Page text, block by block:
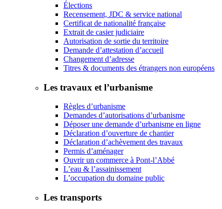
Élections
Recensement, JDC & service national
Certificat de nationalité française
Extrait de casier judiciaire
Autorisation de sortie du territoire
Demande d’attestation d’accueil
Changement d’adresse
Titres & documents des étrangers non européens
Les travaux et l’urbanisme
Règles d’urbanisme
Demandes d’autorisations d’urbanisme
Déposer une demande d’urbanisme en ligne
Déclaration d’ouverture de chantier
Déclaration d’achèvement des travaux
Permis d’aménager
Ouvrir un commerce à Pont-l’Abbé
L’eau & l’assainissement
L’occupation du domaine public
Les transports